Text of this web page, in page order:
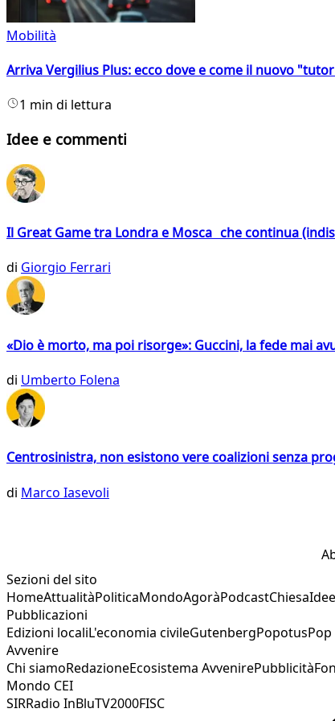
Mobilità
Arriva Vergilius Plus: ecco dove e come il nuovo
1 min di lettura
Idee e commenti
Il Great Game tra Londra e Mosca che continua
di Giorgio Ferrari
«Dio è morto, ma poi risorge»: Guccini, la fede mai
di Umberto Folena
Centrosinistra, non esistono vere coalizioni senza
di Marco Iasevoli
Sezioni del sito
HomeAttualitàPoliticaMondoAgoràPodcastChiesa
Pubblicazioni
Edizioni localiL'economia civileGutenbergPopotusPop
Avvenire
Chi siamoRedazioneEcosistema AvvenirePubblicità
Mondo CEI
SIRRadio InBluTV2000FISC